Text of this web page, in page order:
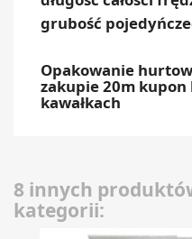
grubość
Opakowanie
zakupie 20m kupon
kawałkach
8 innych
kategorii: